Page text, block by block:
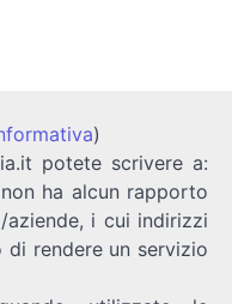
)
potete scrivere a:
ha alcun rapporto
i cui indirizzi
rendere un servizio